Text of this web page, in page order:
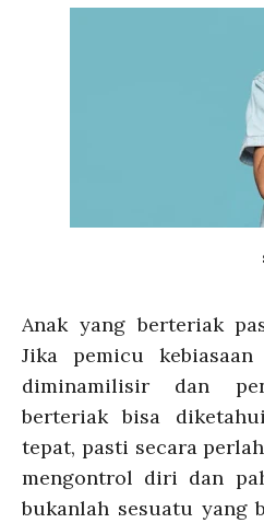
Anak yang berteriak
Jika pemicu
diminamilisir dan
berteriak bisa
tepat, pasti secara
mengontrol diri dan
bukanlah sesuatu yang